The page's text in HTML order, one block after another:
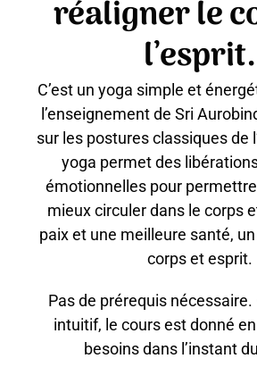
réaligner le
l’esprit.
C’est un yoga simple et
l’enseignement de Sri
sur les postures classiques de
yoga permet des
émotionnelles pour permettre
mieux circuler dans le corps
paix et une meilleure santé,
corps et esprit.
Pas de prérequis nécessaire.
intuitif, le cours est donné
besoins dans l’instant